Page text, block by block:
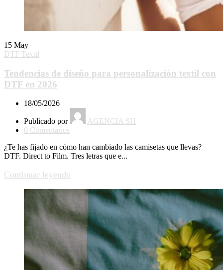
15 May
DTF Textil
Tendencias de diseño para personalización textil con
DTF en 2026
18/05/2026
Publicado por
AGENCIA SH
0 Comentarios
¿Te has fijado en cómo han cambiado las camisetas que llevas?
DTF. Direct to Film. Tres letras que e...
Continuar leyendo